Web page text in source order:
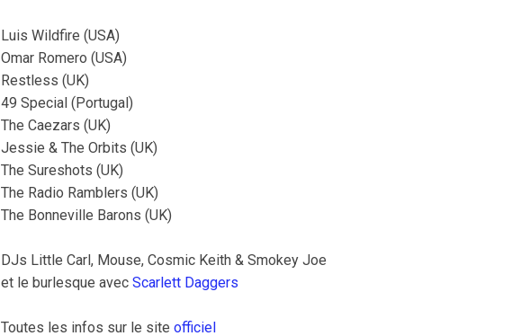
Luis Wildfire (USA)
Omar Romero (USA)
Restless (UK)
49 Special (Portugal)
The Caezars (UK)
Jessie & The Orbits (UK)
The Sureshots (UK)
The Radio Ramblers (UK)
The Bonneville Barons (UK)
DJs Little Carl, Mouse, Cosmic Keith & Smokey Joe
et le burlesque avec Scarlett Daggers
Toutes les infos sur le site officiel